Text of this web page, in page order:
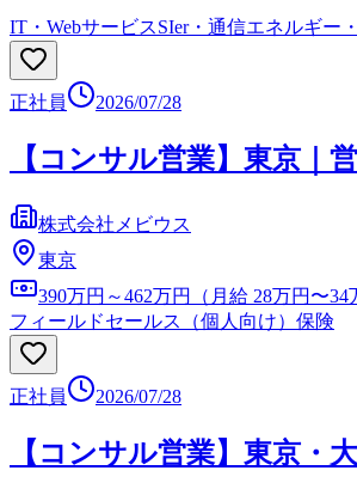
IT・WebサービスSIer・通信エネルギー
正社員 2026/07/28
【コンサル営業】東京｜
株式会社メビウス
東京
390万円～462万円（月給 28万円〜34
フィールドセールス（個人向け） 保険
正社員 2026/07/28
【コンサル営業】東京・